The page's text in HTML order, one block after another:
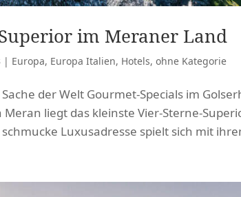
im Meraner Land
| Europa, Europa Italien, Hotels,ohne Kategorie
der Welt Gourmet-Specials im
liegt das kleinste Vier-Sterne-
Luxusadresse spielt sich mit